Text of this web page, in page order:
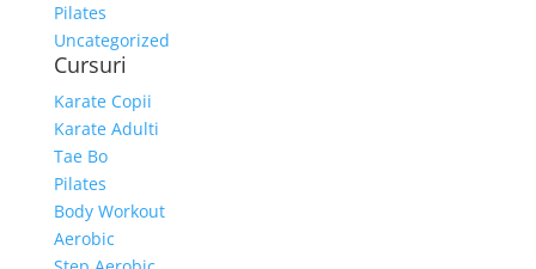
Pilates
Uncategorized
Cursuri
Karate Copii
Karate Adulti
Tae Bo
Pilates
Body Workout
Aerobic